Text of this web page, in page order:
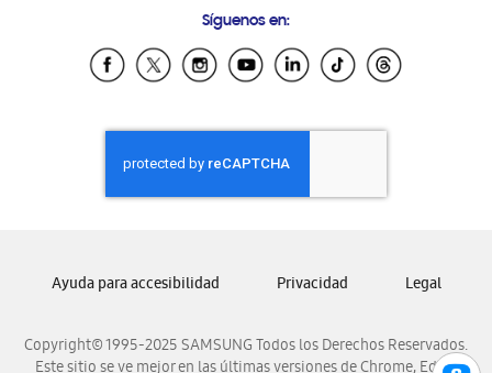
Samsung Ecuador
Samsung El Salvador
Samsung Honduras
Samsung Nicaragua
Samsung Panamá
Samsung Venezuela
Síguenos en:
Copyright© 1995-2025 SAMSUNG Todos los Derechos Reservados.
Ayuda para accesibilidad Privacidad Legal